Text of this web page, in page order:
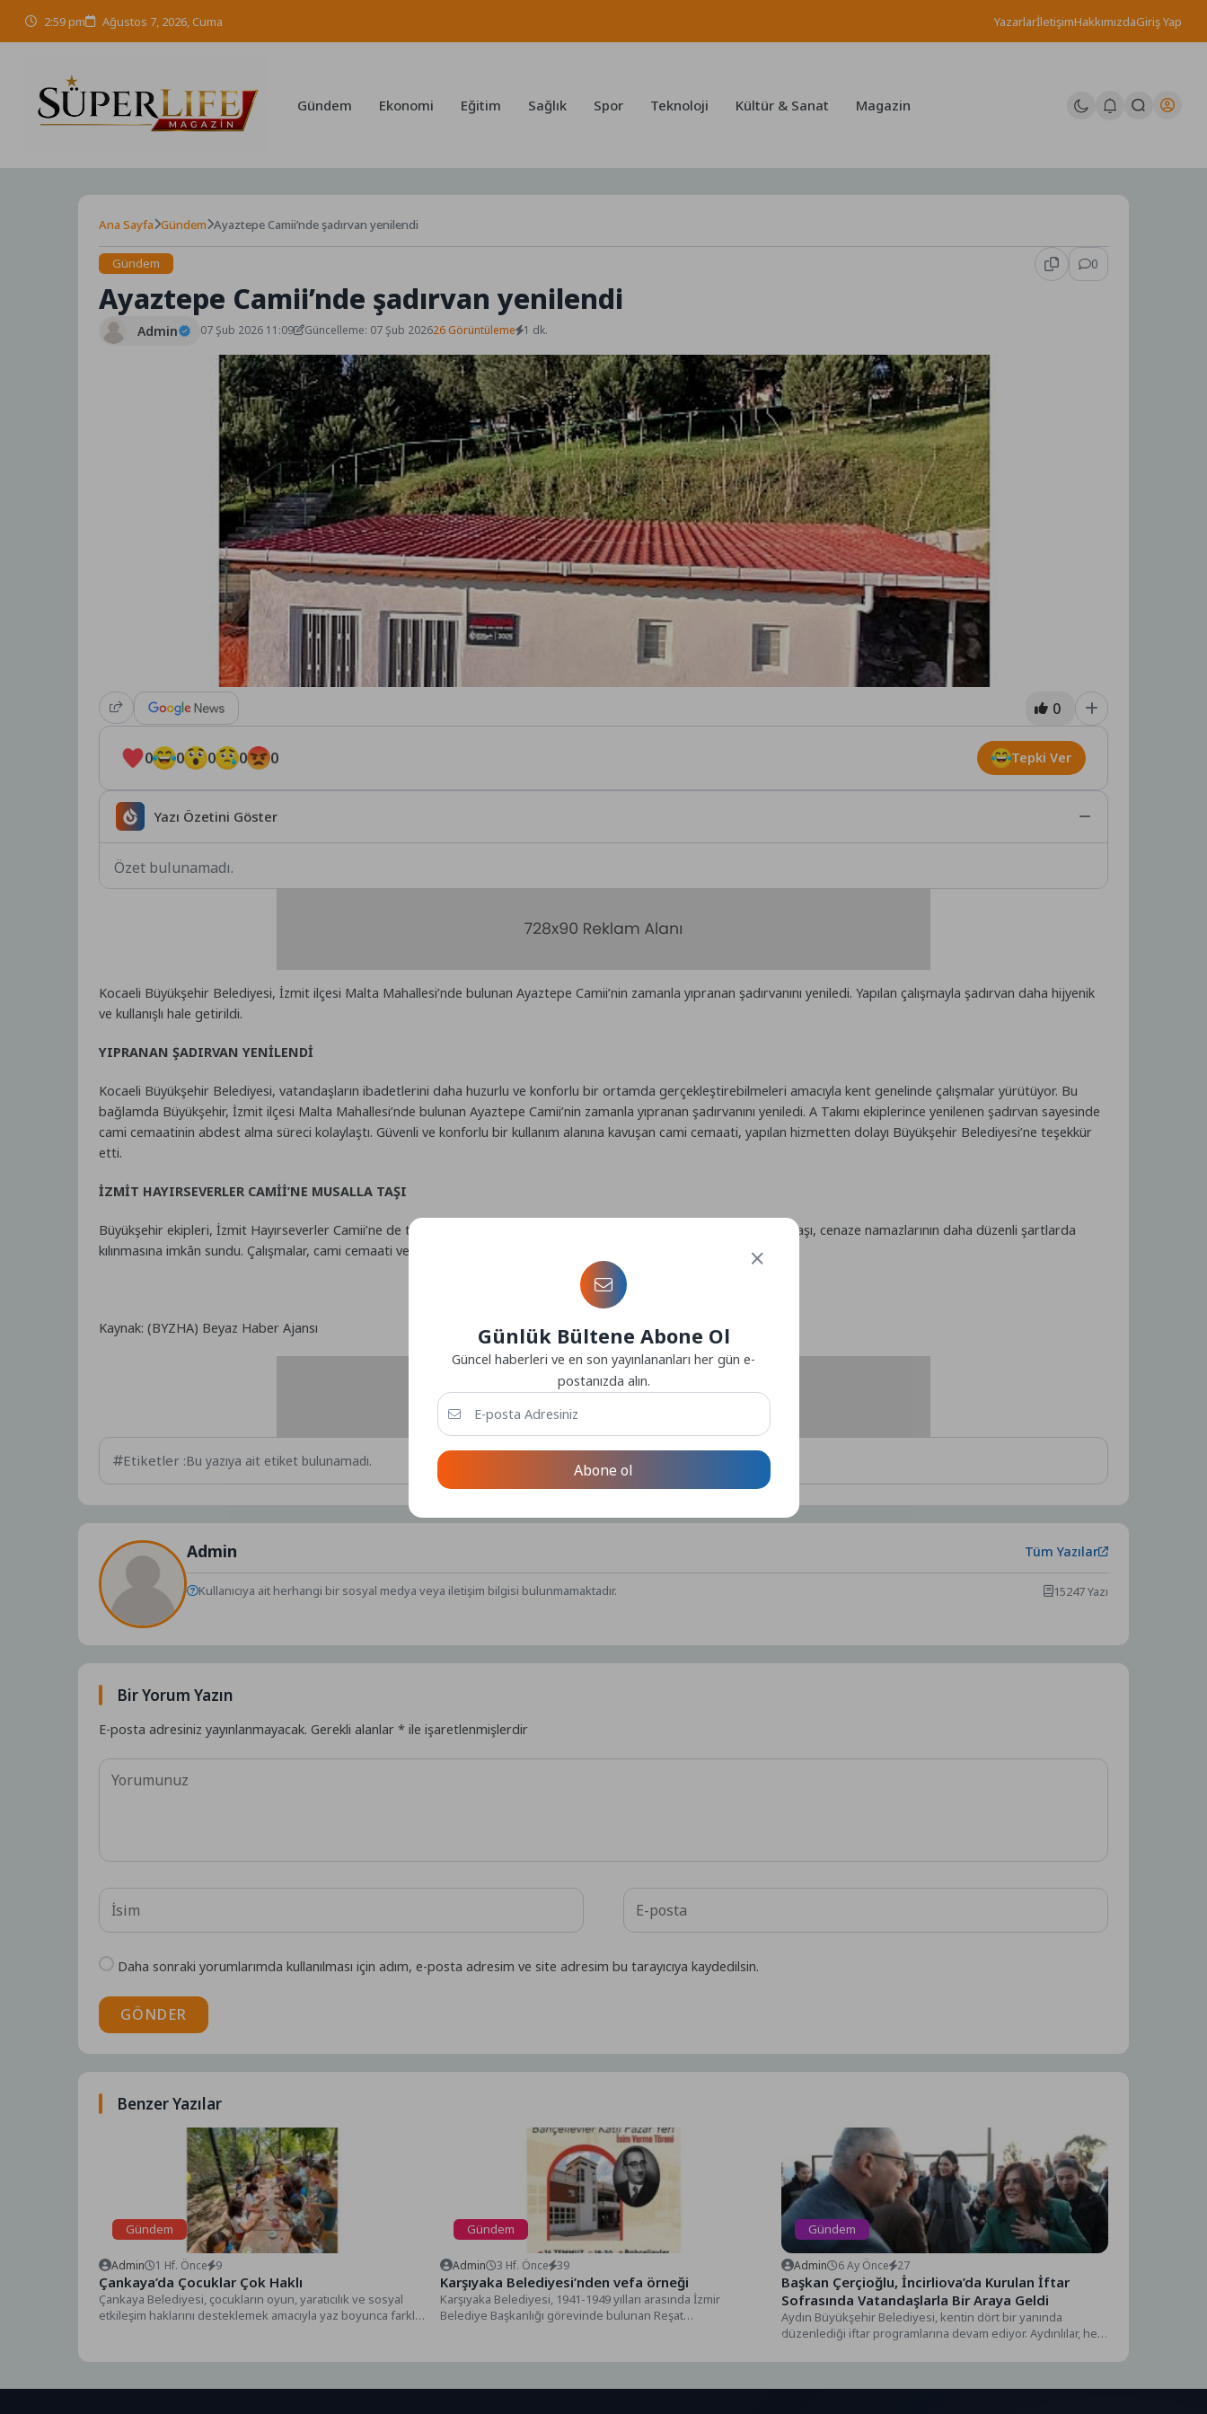
content
2:59 pm Ağustos 7, 2026, Cuma YazarlarİletişimHakkımızdaGiriş Yap
Gündem Ekonomi Eğitim Sağlık Spor Teknoloji Kültür & Sanat Magazin
Ana Sayfa Gündem Ayaztepe Camii’nde şadırvan yenilendi
Gündem 0
Ayaztepe Camii’nde şadırvan yenilendi
Admin 07 Şub 2026 11:09 Güncelleme: 07 Şub 202626 Görüntüleme 1 dk.
0
0 0 0 0 0 Tepki Ver
Yazı Özetini Göster
Özet bulunamadı.
Kocaeli Büyükşehir Belediyesi, İzmit ilçesi Malta Mahallesi’nde bulunan Ayaztepe Camii’nin zamanla yıpranan şadırvanını yeniledi. Yapılan çalışmayla şadırvan daha hijyenik
ve kullanışlı hale getirildi.
YIPRANAN ŞADIRVAN YENİLENDİ
Kocaeli Büyükşehir Belediyesi, vatandaşların ibadetlerini daha huzurlu ve konforlu bir ortamda gerçekleştirebilmeleri amacıyla kent genelinde çalışmalar yürütüyor. Bu
bağlamda Büyükşehir, İzmit ilçesi Malta Mahallesi’nde bulunan Ayaztepe Camii’nin zamanla yıpranan şadırvanını yeniledi. A Takımı ekiplerince yenilenen şadırvan sayesinde
cami cemaatinin abdest alma süreci kolaylaştı. Güvenli ve konforlu bir kullanım alanına kavuşan cami cemaati, yapılan hizmetten dolayı Büyükşehir Belediyesi’ne teşekkür
etti.
İZMİT HAYIRSEVERLER CAMİİ’NE MUSALLA TAŞI
Büyükşehir ekipleri, İzmit Hayırseverler Camii’ne de traverten musalla taşı yaptı. Dayanıklı yapısıyla öne çıkan musalla taşı, cenaze namazlarının daha düzenli şartlarda
kılınmasına imkân sundu. Çalışmalar, cami cemaati ve mahalle sakinleri tarafından memnuniyetle karşılandı.
Kaynak: (BYZHA) Beyaz Haber Ajansı
Etiketler :Bu yazıya ait etiket bulunamadı.
Admin Tüm Yazılar
Kullanıcıya ait herhangi bir sosyal medya veya iletişim bilgisi bulunmamaktadır. 15247 Yazı
Bir Yorum Yazın
E-posta adresiniz yayınlanmayacak. Gerekli alanlar* ile işaretlenmişlerdir
Daha sonraki yorumlarımda kullanılması için adım, e-posta adresim ve site adresim bu tarayıcıya kaydedilsin.
GÖNDER
Benzer Yazılar
Gündem
Admin 1 Hf. Önce 9
Çankaya’da Çocuklar Çok Haklı
Çankaya Belediyesi, çocukların oyun, yaratıcılık ve sosyal
etkileşim haklarını desteklemek amacıyla yaz boyunca farklı
Gündem
Admin 3 Hf. Önce 39
Karşıyaka Belediyesi’nden vefa örneği
Karşıyaka Belediyesi, 1941-1949 yılları arasında İzmir
Belediye Başkanlığı görevinde bulunan Reşat
Gündem
Admin 6 Ay Önce 27
Başkan Çerçioğlu, İncirliova’da Kurulan İftar
Sofrasında Vatandaşlarla Bir Araya Geldi
Aydın Büyükşehir Belediyesi, kentin dört bir yanında
düzenlediği iftar programlarına devam ediyor. Aydınlılar, her
Günlük Bültene Abone Ol
Güncel haberleri ve en son yayınlananları her gün e-
postanızda alın.
Abone ol